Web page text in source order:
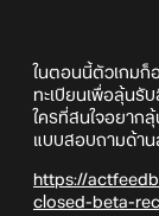
ในตอนนี้ตัวเกมก็
ทะเบียนเพื่อลุ้นรั
ใครที่สนใจอยาก
แบบสอบถามด้าน
https://
closed-beta-